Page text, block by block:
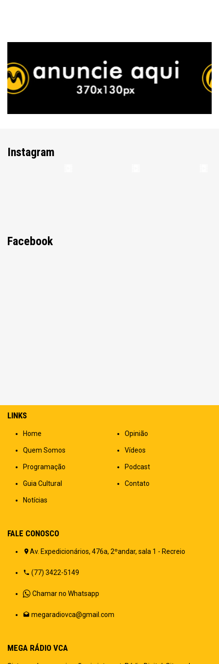
Instagram
Facebook
LINKS
Home
Quem Somos
Programação
Guia Cultural
Notícias
Opinião
Vídeos
Podcast
Contato
FALE CONOSCO
Av. Expedicionários, 476a, 2ºandar, sala 1 - Recreio
(77) 3422-5149
Chamar no Whatsapp
megaradiovca@gmail.com
MEGA RÁDIO VCA